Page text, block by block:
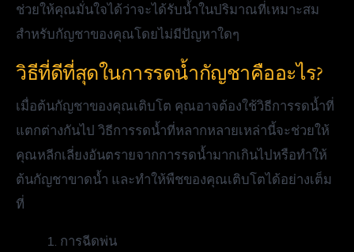
ช่วยให้คุณมั่นใจได้ว่าจะได้รับน้ำในปริมาณที่เหมาะสม
สำหรับกัญชาของคุณโดยไม่มีปัญหาใดๆ
วิธีที่ดีที่สุดในการรดน้ำกัญชาคืออะไร?
เมื่อต้นกัญชาของคุณเติบโต คุณอาจต้องใช้วิธีการรดน้ำที่
แตกต่างกันไป วิธีการรดน้ำที่หลากหลายเหล่านี้จะช่วยให้
คุณหลีกเลี่ยงอันตรายจากการรดน้ำมากเกินไปหรือทำให้
ต้นกัญชาขาดน้ำ และทำให้พืชของคุณเติบโตได้อย่างเต็ม
ที่
การฉีดพ่น